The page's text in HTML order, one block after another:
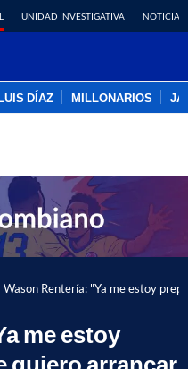
UNIDAD INVESTIGATIVA NOTICIAS
DÍAZ MILLONARIOS
Wason Rentería: "Ya me estoy
me estoy
quiero arrancar